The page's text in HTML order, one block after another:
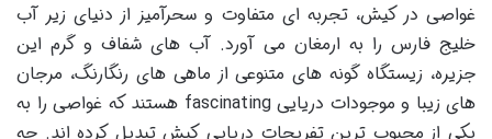
غواصی در کیش، تجربه ای متفاوت و سحرآمیز از دنیای زیر آب
خلیج فارس را به ارمغان می آورد. آب های شفاف و گرم این
جزیره، زیستگاه گونه های متنوعی از ماهی های رنگارنگ، مرجان
های زیبا و موجودات دریایی fascinating هستند که غواصی را به
یکی از محبوب ترین تفریحات دریایی کیش تبدیل کرده اند. چه